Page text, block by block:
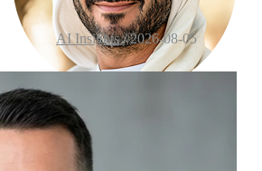
2026-08-05 /
AI Insights